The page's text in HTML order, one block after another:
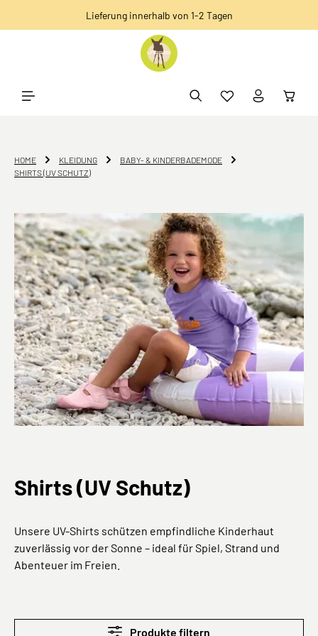
Lieferung innerhalb von 1-2 Tagen
HOME KLEIDUNG
BABY- & KINDERBADEMODE
SHIRTS (UV SCHUTZ)
Shirts (UV Schutz)
Unsere UV-Shirts schützen empfindliche Kinderhaut
zuverlässig vor der Sonne – ideal für Spiel, Strand und
Abenteuer im Freien.
Produkte filtern